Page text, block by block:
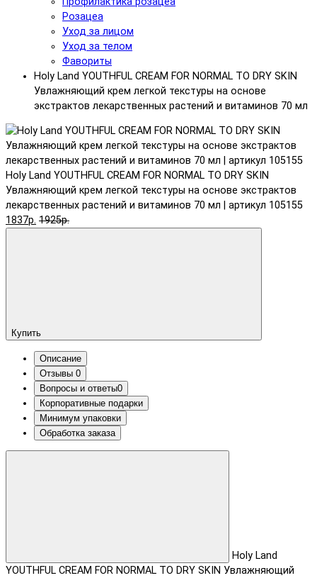
Розацеа
Уход за лицом
Уход за телом
Фавориты
Holy Land YOUTHFUL CREAM FOR NORMAL TO DRY SKIN
Увлажняющий крем легкой текстуры на основе
экстрактов лекарственных растений и витаминов 70 мл
Holy Land YOUTHFUL CREAM FOR NORMAL TO DRY SKIN
Увлажняющий крем легкой текстуры на основе экстрактов
лекарственных растений и витаминов 70 мл | артикул 105155
1837р. 1925р.
Купить
Описание
Отзывы 0
Вопросы и ответы0
Корпоративные подарки
Минимум упаковки
Обработка заказа
Holy Land
YOUTHFUL CREAM FOR NORMAL TO DRY SKIN Увлажняющий